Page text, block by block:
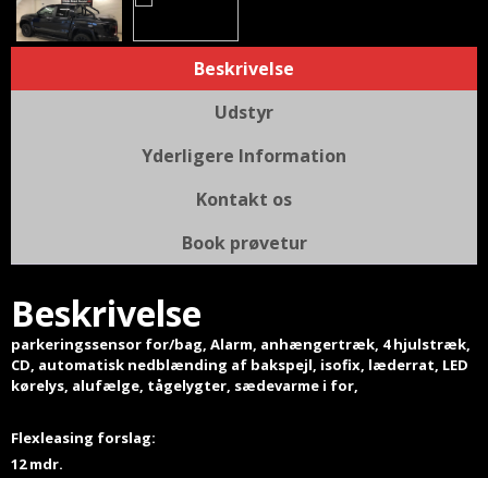
Beskrivelse
Udstyr
Yderligere Information
Kontakt os
Book prøvetur
Beskrivelse
parkeringssensor for/bag, Alarm, anhængertræk, 4 hjulstræk,
CD, automatisk nedblænding af bakspejl, isofix, læderrat, LED
kørelys, alufælge, tågelygter, sædevarme i for,
Flexleasing forslag:
12 mdr.